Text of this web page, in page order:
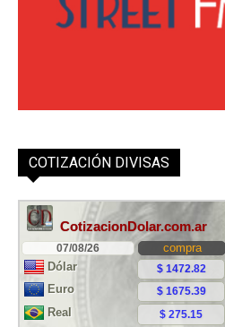
COTIZACIÓN DIVISAS